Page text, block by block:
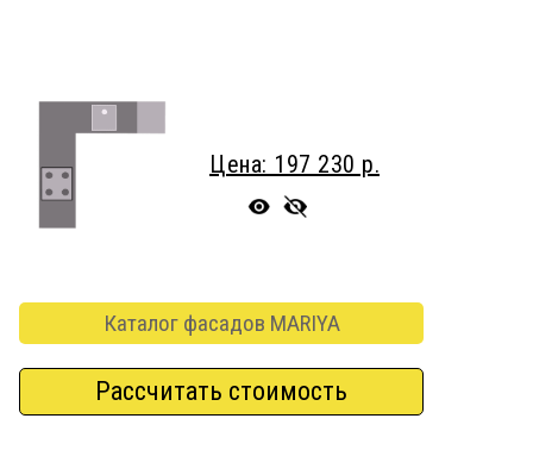
Цена: 197 230 р.
Каталог фасадов MARIYA
Рассчитать стоимость